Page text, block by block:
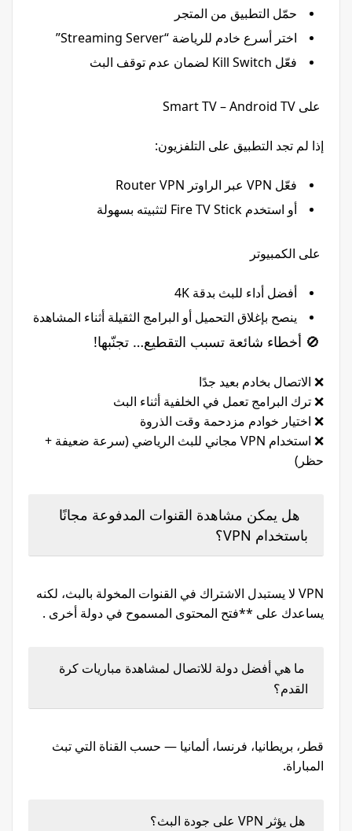
حمّل التطبيق من المتجر
اختر أسرع خادم للرياضة “Streaming Server”
فعّل Kill Switch لضمان عدم توقف البث
على Smart TV – Android TV
إذا لم تجد التطبيق على التلفزيون:
فعّل VPN عبر الراوتر Router VPN
أو استخدم Fire TV Stick لتثبيته بسهولة
على الكمبيوتر
أفضل أداء للبث بدقة 4K
ينصح بإغلاق التحميل أو البرامج الثقيلة أثناء المشاهدة
🚫 أخطاء شائعة تسبب التقطيع… تجنّبها!
❌ الاتصال بخادم بعيد جدًا
❌ ترك البرامج تعمل في الخلفية أثناء البث
❌ اختيار خوادم مزدحمة وقت الذروة
❌ استخدام VPN مجاني للبث الرياضي (سرعة ضعيفة +
حظر)
هل يمكن مشاهدة القنوات المدفوعة مجانًا
باستخدام VPN؟
VPN لا يستبدل الاشتراك في القنوات المخولة بالبث، لكنه
يساعدك على **فتح المحتوى المسموح في دولة أخرى .
ما هي أفضل دولة للاتصال لمشاهدة مباريات كرة
القدم؟
قطر، بريطانيا، فرنسا، ألمانيا — حسب القناة التي تبث
المباراة.
هل يؤثر VPN على جودة البث؟